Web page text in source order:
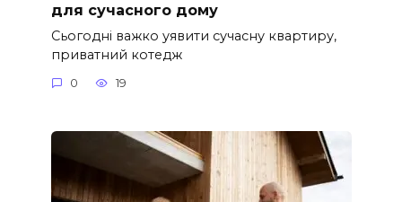
для сучасного дому
Сьогодні важко уявити сучасну квартиру,
приватний котедж
0 19